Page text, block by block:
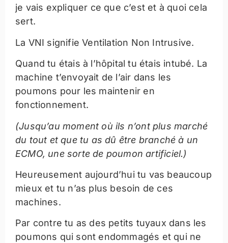
je vais expliquer ce que c’est et à quoi cela
sert.
La VNI signifie Ventilation Non Intrusive.
Quand tu étais à l’hôpital tu étais intubé. La
machine t’envoyait de l’air dans les
poumons pour les maintenir en
fonctionnement.
(Jusqu’au moment où ils n’ont plus marché
du tout et que tu as dû être branché à un
ECMO, une sorte de poumon artificiel.)
Heureusement aujourd’hui tu vas beaucoup
mieux et tu n’as plus besoin de ces
machines.
Par contre tu as des petits tuyaux dans les
poumons qui sont endommagés et qui ne